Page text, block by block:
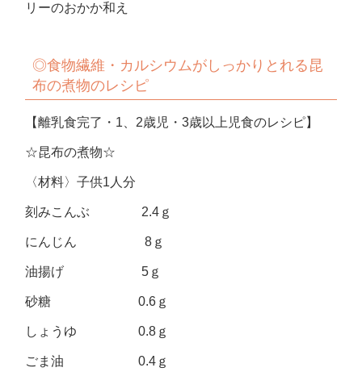
リーのおかか和え
◎食物繊維・カルシウムがしっかりとれる昆
布の煮物のレシピ
【離乳食完了・1、2歳児・3歳以上児食のレシピ】
☆昆布の煮物☆
〈材料〉子供1人分
刻みこんぶ 2.4ｇ
にんじん 8ｇ
油揚げ 5ｇ
砂糖 0.6ｇ
しょうゆ 0.8ｇ
ごま油 0.4ｇ